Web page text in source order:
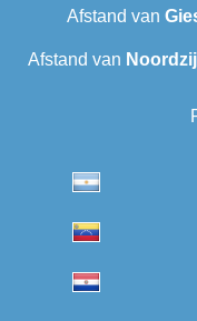
Afstand van
Afstand van